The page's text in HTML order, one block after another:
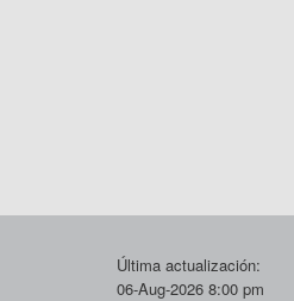
Última actualización:
06-Aug-2026 8:00 pm